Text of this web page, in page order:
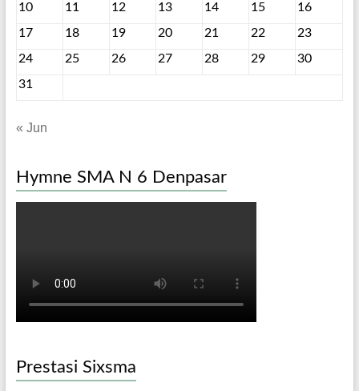
10
11 12 13 14 15
16
17
18 19 20 21 22
23
24
25 26 27 28 29
30
31
« Jun
Hymne SMA N 6 Denpasar
Prestasi Sixsma